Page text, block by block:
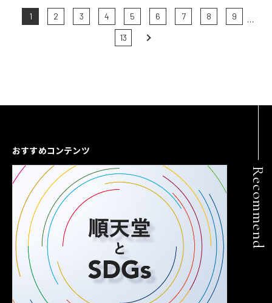
1 2 3 4 5 6 7 8 9 ...
13 Next
Recommend
おすすめコンテンツ